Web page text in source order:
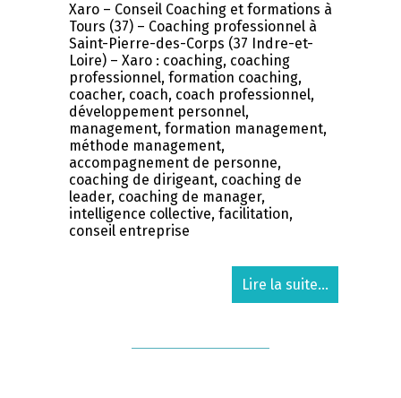
Xaro – Conseil Coaching et formations à
Tours (37) – Coaching professionnel à
Saint-Pierre-des-Corps (37 Indre-et-
Loire) – Xaro : coaching, coaching
professionnel, formation coaching,
coacher, coach, coach professionnel,
développement personnel,
management, formation management,
méthode management,
accompagnement de personne,
coaching de dirigeant, coaching de
leader, coaching de manager,
intelligence collective, facilitation,
conseil entreprise
Lire la suite...